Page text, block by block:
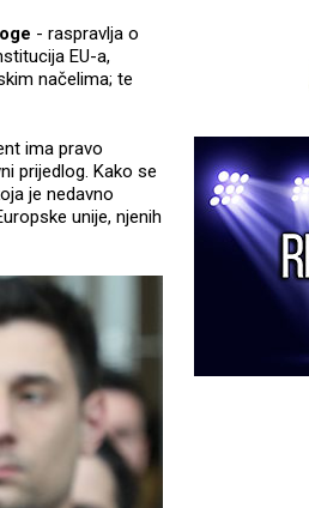
- raspravlja o
EU-a,
načelima; te
ima pravo
prijedlog. Kako se
je nedavno
unije, njenih